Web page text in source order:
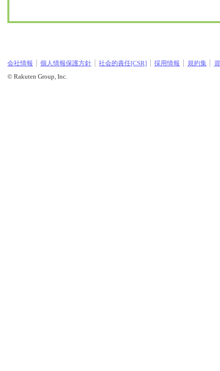
会社情報 個人情報保護方針 社会的責任[CSR] 採用情報 規約集
© Rakuten Group, Inc.